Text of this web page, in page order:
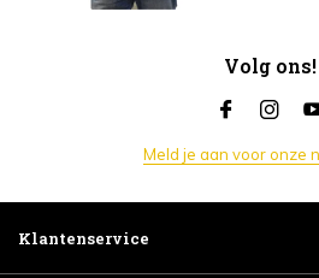
Volg ons!
Meld je aan voor onze
Klantenservice